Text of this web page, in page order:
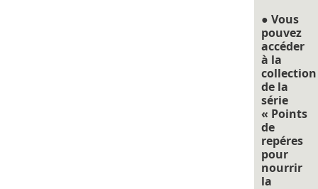
● Vous
pouvez
accéder
à la
collection
de la
série
« Points
de
repéres
pour
nourrir
la